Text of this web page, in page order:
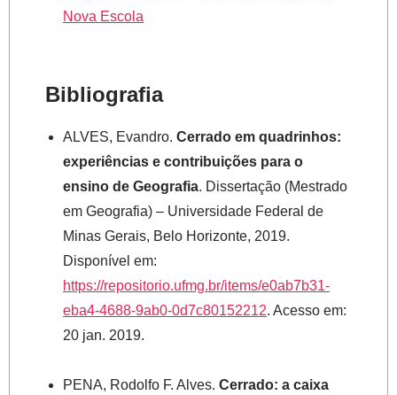
Nova Escola
Bibliografia
ALVES, Evandro. Cerrado em quadrinhos:
experiências e contribuições para o
ensino de Geografia. Dissertação (Mestrado
em Geografia) – Universidade Federal de
Minas Gerais, Belo Horizonte, 2019.
Disponível em:
https://repositorio.ufmg.br/items/e0ab7b31-
eba4-4688-9ab0-0d7c80152212. Acesso em:
20 jan. 2019.
PENA, Rodolfo F. Alves. Cerrado: a caixa